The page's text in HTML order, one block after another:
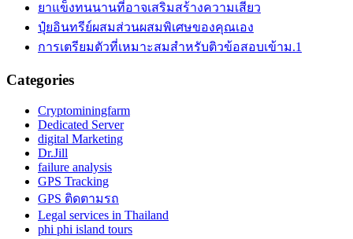
ยาแข็งทนนานที่อาจเสริมสร้างความเสียว
ปุ๋ยอินทรีย์ผสมส่วนผสมพิเศษของคุณเอง
การเตรียมตัวที่เหมาะสมสำหรับติวข้อสอบเข้าม.1
Categories
Cryptominingfarm
Dedicated Server
digital Marketing
Dr.Jill
failure analysis
GPS Tracking
GPS ติดตามรถ
Legal services in Thailand
phi phi island tours